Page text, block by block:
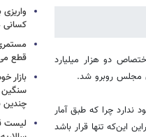
اختصاص دو هزار میلیارد
مجلس روبرو شد.
چرا که طبق آمار
بنابراین این‌که تنها قرار باشد
قطع
بازار
سنگین
چندین
لیست